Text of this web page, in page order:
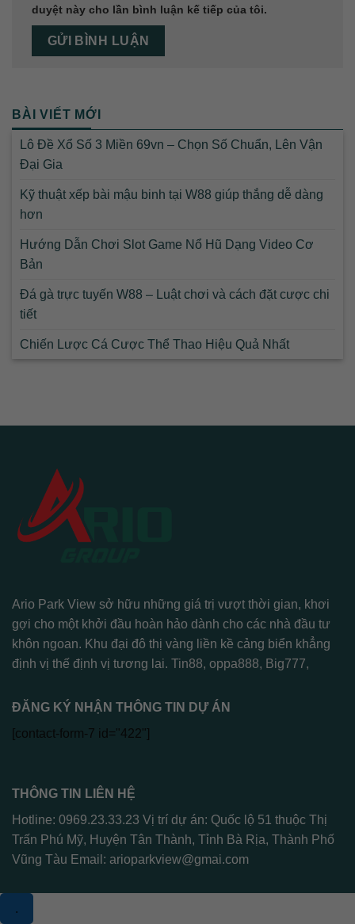
duyệt này cho lần bình luận kế tiếp của tôi.
BÀI VIẾT MỚI
Lô Đề Xổ Số 3 Miền 69vn – Chọn Số Chuẩn, Lên Vận
Đại Gia
Kỹ thuật xếp bài mậu binh tại W88 giúp thắng dễ dàng
hơn
Hướng Dẫn Chơi Slot Game Nổ Hũ Dạng Video Cơ
Bản
Đá gà trực tuyến W88 – Luật chơi và cách đặt cược chi
tiết
Chiến Lược Cá Cược Thể Thao Hiệu Quả Nhất
Ario Park View sở hữu những giá trị vượt thời gian, khơi
gợi cho một khởi đầu hoàn hảo dành cho các nhà đầu tư
khôn ngoan. Khu đại đô thị vàng liền kề cảng biển khẳng
định vị thế định vị tương lai. Tin88, oppa888, Big777,
ĐĂNG KÝ NHẬN THÔNG TIN DỰ ÁN
[contact-form-7 id="422"]
THÔNG TIN LIÊN HỆ
Hotline: 0969.23.33.23 Vị trí dự án: Quốc lộ 51 thuộc Thị
Trấn Phú Mỹ, Huyện Tân Thành, Tỉnh Bà Rịa, Thành Phố
Vũng Tàu Email: arioparkview@gmai.com
.